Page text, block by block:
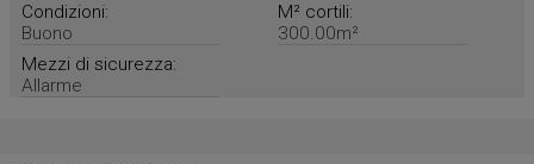
Condizioni:
Buono
M² cortili:
300.00m²
Mezzi di sicurezza:
Allarme